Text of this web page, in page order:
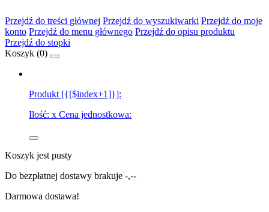
Przejdź do treści głównej Przejdź do wyszukiwarki Przejdź do moje
konto Przejdź do menu głównego Przejdź do opisu produktu
Przejdź do stopki
Koszyk (0)
Produkt [{[$index+1]}]:
Ilość: x Cena jednostkowa:
Koszyk jest pusty
Do bezpłatnej dostawy brakuje -,--
Darmowa dostawa!